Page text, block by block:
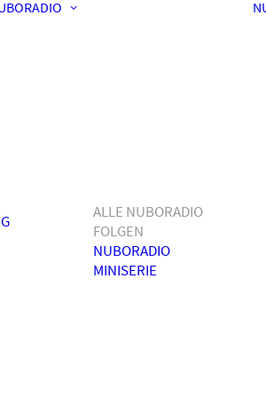
ALLE NUBORADIO
FOLGEN
NUBORADIO
MINISERIE